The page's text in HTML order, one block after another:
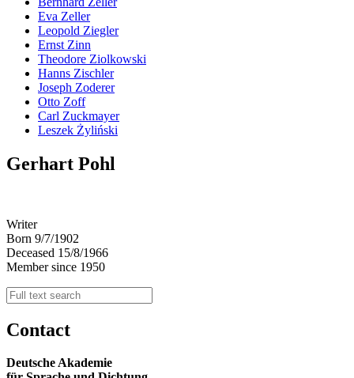
Eva Zeller
Leopold Ziegler
Ernst Zinn
Theodore Ziolkowski
Hanns Zischler
Joseph Zoderer
Otto Zoff
Carl Zuckmayer
Leszek Żyliński
Gerhart Pohl
Writer
Born 9/7/1902
Deceased 15/8/1966
Member since 1950
Contact
Deutsche Akademie